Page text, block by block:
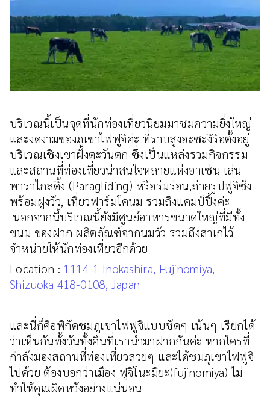
บริเวณนี้เป็นจุดที่นักท่องเที่ยวนิยมมาชมความยิ่งใหญ่
และงดงามของภูเขาไฟฟูจิค่ะ ที่ราบสูงอะซะงิริอตั้งอยู่
บริเวณเชิงเขาฝั่งตะวันตก ซึ่งเป็นแหล่งรวมกิจกรรม
และสถานที่ท่องเที่ยวน่าสนใจหลายแห่งอาเช่น เล่น
พาราไกลดิ้ง (Paragliding) หรือร่มร่อน,ถ่ายรูปฟูจิซัง
พร้อมฝูงวัว, เที่ยวฟาร์มโคนม รวมถึงแคมป์ปิ้งค่ะ
นอกจากนี้บริเวณนี้ยังมีศูนย์อาหารขนาดใหญ่ที่มีทั้ง
ขนม ของฝาก ผลิตภัณฑ์จากนมวัว รวมถึงสาเกไว้
จำหน่ายให้นักท่องเที่ยวอีกด้วย
Location : 1114-1 Inokashira, Fujinomiya,
Shizuoka 418-0108, Japan
และนี่ก็คือพิกัดชมภูเขาไฟฟูจิแบบชัดๆ เน้นๆ เรียกได้
ว่าเห็นกันทั้งวันทั้งคืนที่เรานำมาฝากกันค่ะ หากใครที่
กำลังมองสถานที่ท่องเที่ยวสวยๆ และได้ชมภูเขาไฟฟูจิ
ไปด้วย ต้องบอกว่าเมือง ฟูจิโนะมิยะ(fujinomiya) ไม่
ทำให้คุณผิดหวังอย่างแน่นอน